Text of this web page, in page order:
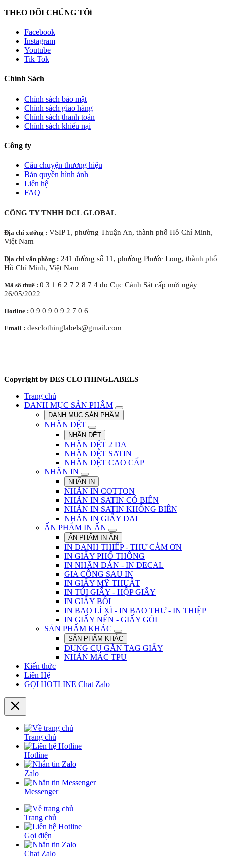
THEO DÕI CHÚNG TÔi
Facebook
Instagram
Youtube
Tik Tok
Chính Sách
Chính sách bảo mật
Chính sách giao hàng
Chính sách thanh toán
Chính sách khiếu nại
Công ty
Câu chuyện thương hiệu
Bản quyền hình ảnh
Liên hệ
FAQ
CÔNG TY TNHH DCL GLOBAL
Địa chỉ xưởng : VSIP 1, phường Thuận An, thành phố Hồ Chí Minh,
Việt Nam
Địa chỉ văn phòng : 241 đường số 11, phường Phước Long, thành phố
Hồ Chí Minh, Việt Nam
Mã số thuế : 0 3 1 6 2 7 2 8 7 4 do Cục Cảnh Sát cấp mới ngày
26/05/2022
Hotline : 0 9 0 9 0 9 2 7 0 6
Email : desclothinglabels@gmail.com
Copyright by DES CLOTHINGLABELS
Trang chủ
DANH MỤC SẢN PHẨM
DANH MỤC SẢN PHẨM
NHÃN DỆT
NHÃN DỆT
NHÃN DỆT 2 DA
NHÃN DỆT SATIN
NHÃN DỆT CAO CẤP
NHÃN IN
NHÃN IN
NHÃN IN COTTON
NHÃN IN SATIN CÓ BIÊN
NHÃN IN SATIN KHÔNG BIÊN
NHÃN IN GIẤY DAI
ẤN PHẨM IN ẤN
ẤN PHẨM IN ẤN
IN DANH THIẾP - THƯ CẢM ƠN
IN GIẤY PHỔ THÔNG
IN NHÃN DÁN - IN DECAL
GIA CÔNG SAU IN
IN GIẤY MỸ THUẬT
IN TÚI GIẤY - HỘP GIẤY
IN GIẤY BỒI
IN BAO LÌ XÌ - IN BAO THƯ - IN THIỆP
IN GIẤY NẾN - GIẤY GÓI
SẢN PHẨM KHÁC
SẢN PHẨM KHÁC
DỤNG CỤ GẮN TAG GIẤY
NHÃN MÁC TPU
Kiến thức
Liên Hệ
GỌI HOTLINE Chat Zalo
Trang chủ
Hotline
Zalo
Messenger
Trang chủ
Gọi điện
Chat Zalo